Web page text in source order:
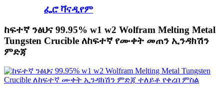
ፌሮ ቫናዲየም
ከፍተኛ ንፅህና 99.95% w1 w2 Wolfram Melting Metal
Tungsten Crucible ለከፍተኛ የሙቀት መጠን ኢንዳክሽን
ምድጃ